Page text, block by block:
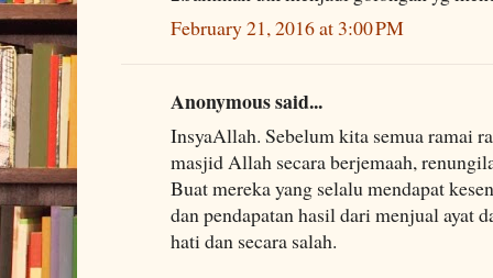
February 21, 2016 at 3:00 PM
Anonymous said...
InsyaAllah. Sebelum kita semua ramai
masjid Allah secara berjemaah,
Buat mereka yang selalu mendapat
dan pendapatan hasil dari menjual ayat
hati dan secara salah.